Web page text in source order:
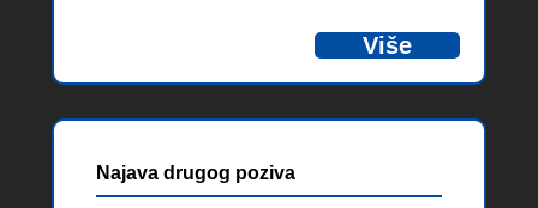
Više
Najava drugog poziva